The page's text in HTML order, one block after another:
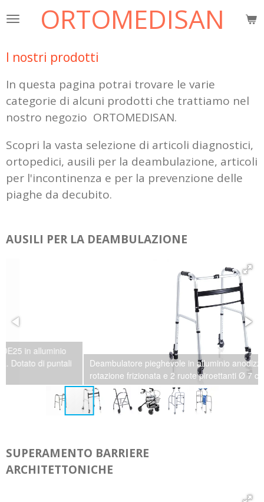
Vai
principale
ORTOMEDISAN
I nostri prodotti
In questa pagina potrai trovare le varie
categorie di alcuni prodotti che trattiamo nel
nostro negozio ORTOMEDISAN.
Scopri la vasta selezione di articoli diagnostici,
ortopedici, ausili per la deambulazione, articoli
per l'incontinenza e per la prevenzione delle
piaghe da decubito.
AUSILI PER LA DEAMBULAZIONE
Deambulatore pieghevole in alluminio anodizzato – 2 ruote con
rotazione frizionata e 2 ruote piroettanti Ø 7 cm.
SUPERAMENTO BARRIERE
ARCHITETTONICHE